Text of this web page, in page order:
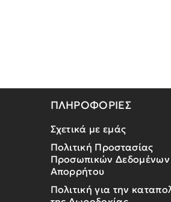
ΠΛΗΡΟΦΟΡΙΕΣ
Σχετικά με εμάς
Πολιτική Προστασίας
Προσωπικών Δεδομένων
Απορρήτου
Πολιτική για την